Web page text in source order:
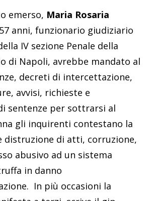
emerso, Maria Rosaria
anni, funzionario giudiziario
IV sezione Penale della
di Napoli, avrebbe mandato al
decreti di intercettazione,
avvisi, richieste e
sentenze per sottrarsi al
gli inquirenti contestano la
distruzione di atti, corruzione,
abusivo ad un sistema
in danno
In più occasioni la